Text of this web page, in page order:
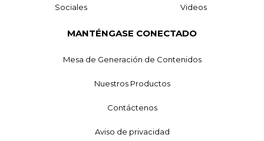
Sociales Videos
MANTÉNGASE CONECTADO
Mesa de Generación de Contenidos
Nuestros Productos
Contáctenos
Aviso de privacidad